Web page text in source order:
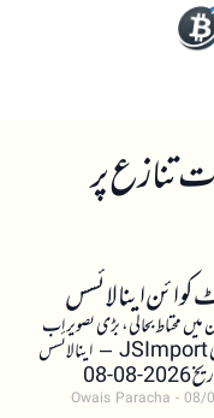
تنازع پر
کوائن اینالائسس
محتاط بحالی، بڑی تصویر اب
بھی دفاعی JSImport – اینالائسس
08
Owais Paracha 08/